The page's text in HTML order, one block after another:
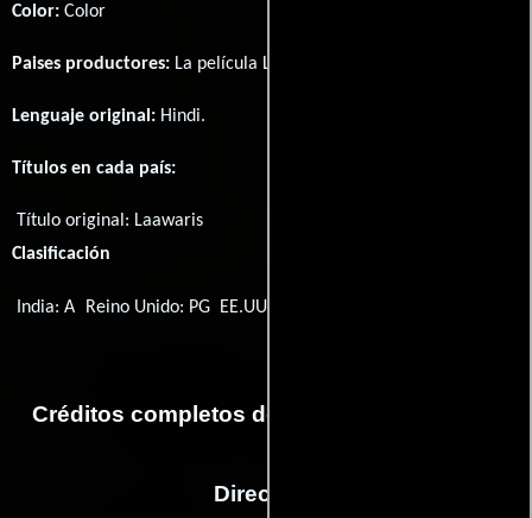
Color: Color
Paises productores: La película Laawaris fué producida en
Lenguaje original: Hindi.
Títulos en cada país:
Título original: Laawaris
Clasificación
India: A Reino Unido: PG EE.UU.: No se ha clasificado
Créditos completos de la película Laawaris
Dirección